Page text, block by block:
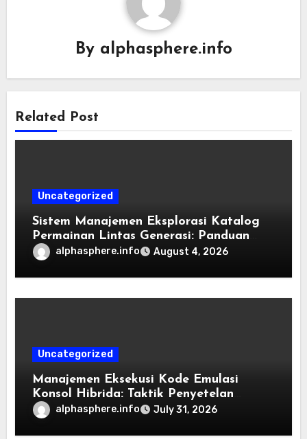
By alphasphere.info
Related Post
Uncategorized
Sistem Manajemen Eksplorasi Katalog
Permainan Lintas Generasi: Panduan
Pengorganisasian Berkas ROM dan
Emulasi
alphasphere.info August 4, 2026
Uncategorized
Manajemen Eksekusi Kode Emulasi
Konsol Hibrida: Taktik Penyetelan
Shader dan Rendisi Grafis
alphasphere.info July 31, 2026